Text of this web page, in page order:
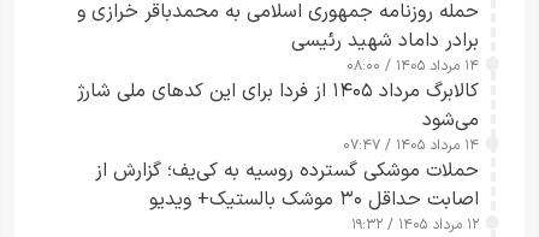
حمله روزنامه جمهوری اسلامی به محمدباقر خرازی و
برادر داماد شهید رئیسی
۱۴ مرداد ۱۴۰۵ / ۰۸:۰۰
کالابرگ مرداد ۱۴۰۵ از فردا برای این کدهای ملی شارژ
می‌شود
۱۴ مرداد ۱۴۰۵ / ۰۷:۴۷
حملات موشکی گسترده روسیه به کی‌یف؛ گزارش از
اصابت حداقل ۳۰ موشک بالستیک+ ویدیو
۱۲ مرداد ۱۴۰۵ / ۱۹:۳۲